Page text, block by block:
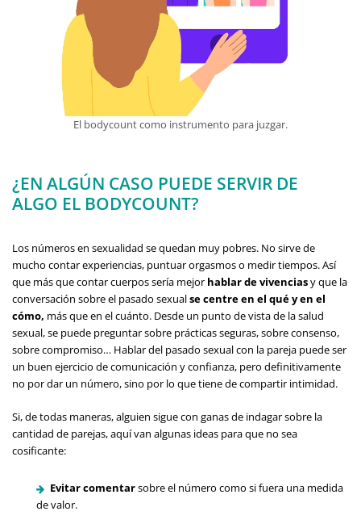
El bodycount como instrumento para juzgar.
¿EN ALGÚN CASO PUEDE SERVIR DE
ALGO EL BODYCOUNT?
Los números en sexualidad se quedan muy pobres. No sirve de
mucho contar experiencias, puntuar orgasmos o medir tiempos. Así
que más que contar cuerpos sería mejor hablar de vivenciasy que la
conversación sobre el pasado sexualse centre en el qué y en el
cómo, más que en el cuánto. Desde un punto de vista de la salud
sexual, se puede preguntar sobre prácticas seguras, sobre consenso,
sobre compromiso… Hablar del pasado sexual con la pareja puede ser
un buen ejercicio de comunicación y confianza, pero definitivamente
no por dar un número, sino por lo que tiene de compartir intimidad.
Si, de todas maneras, alguien sigue con ganas de indagar sobre la
cantidad de parejas, aquí van algunas ideas para que no sea
cosificante:
Evitar comentarsobre el número como si fuera una medida
de valor.